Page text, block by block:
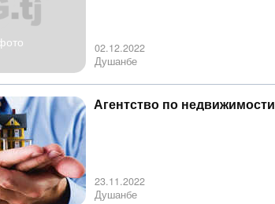
02.12.2022
Душанбе
Агентство по недвижимости
23.11.2022
Душанбе